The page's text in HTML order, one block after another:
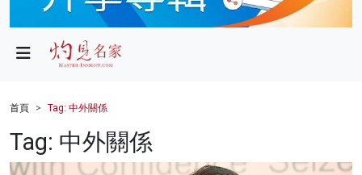
財經
健康
首頁 Tag: 中外關係
Tag: 中外關係